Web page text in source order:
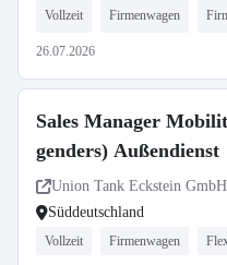
Vollzeit Firmenwagen
26.07.2026
Sales Manager
genders) Außendienst
Union Tank Eckstein
Süddeutschland
Vollzeit Firmenwagen